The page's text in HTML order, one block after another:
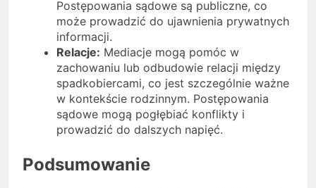
Postępowania sądowe są publiczne, co
może prowadzić do ujawnienia prywatnych
informacji.
Relacje: Mediacje mogą pomóc w
zachowaniu lub odbudowie relacji między
spadkobiercami, co jest szczególnie ważne
w kontekście rodzinnym. Postępowania
sądowe mogą pogłębiać konflikty i
prowadzić do dalszych napięć.
Podsumowanie